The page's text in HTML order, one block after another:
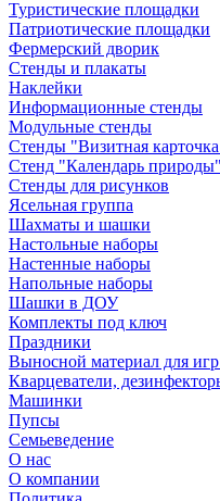
Туристические площадки
Патриотические площадки
Фермерский дворик
Стенды и плакаты
Наклейки
Информационные стенды
Модульные стенды
Стенды "Визитная карточка
Стенд "Календарь природы"
Стенды для рисунков
Ясельная группа
Шахматы и шашки
Настольные наборы
Настенные наборы
Напольные наборы
Шашки в ДОУ
Комплекты под ключ
Праздники
Выносной материал для
Кварцеватели,
Машинки
Пупсы
Семьеведение
О нас
О компании